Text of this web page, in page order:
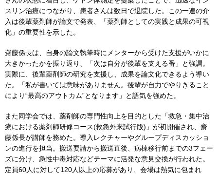
スリン治療につながり、患者さんは数日で退院した。この一連の介
入は後輩薬剤師が論文で発表、「薬剤師としての実践と成果の可視
化」の重要性を示した。
齋藤係長は、自身の論文執筆時にメンターから受けた支援がいかに
大きかったかを振り返り、「次は自分が後輩を支える番」と強調。
実際に、後輩薬剤師の研究を支援し、成果を論文化できるよう導い
た。「私が書いては意味がありません。後輩が自力でやりきること
により“最高のアウトカム”となります」と語気を強めた。
また同学会では、薬剤師の専門性向上を目的とした「救急・集中治
療における薬剤師研修コース(救急外来試行版)」が初開催され、齋
藤係長が講師を務めた。導入レクチャーやグループディスカッショ
ンの進行を担当。搬送要請から搬送直後、病棟移行前までの3フェー
ズに分け、急性中毒対応などテーマに活発な意見交換が行われた。
定員60人に対して120人以上の応募があり、会場は熱気に包まれ